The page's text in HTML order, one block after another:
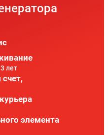
лет
элемента